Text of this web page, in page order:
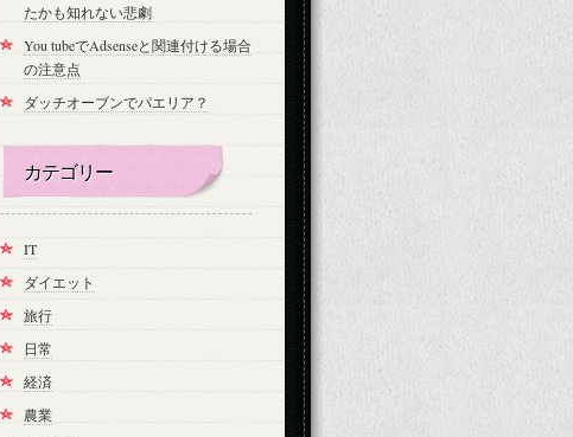
たかも知れない悲劇
You tubeでAdsenseと関連付ける場合
の注意点
ダッチオーブンでパエリア？
カテゴリー
IT
ダイエット
旅行
日常
経済
農業